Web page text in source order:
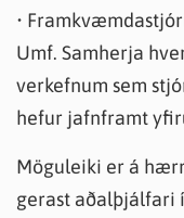
•
Umf. Samherja
verkefnum sem
hefur jafnframt
Möguleiki er á
gerast aðalþjálfari